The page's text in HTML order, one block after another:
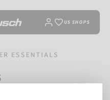
US SHOPS
ESSENTIALS